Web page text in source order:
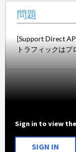
問題
[Support Direct
トラフィックはプ
Sign in to view
SIGN IN